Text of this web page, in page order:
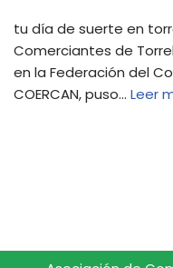
tu día de suerte en
Comerciantes de
en la Federación del
COERCAN, puso… Leer